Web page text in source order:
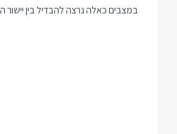
במצבים כאלה נרצה להבדיל בין יישור ה Placeholder ליישור הטקסט עצמו. הפיתרון הפשוט ביותר הוא עיצוב ה placeholder: